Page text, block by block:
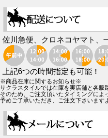
佐川急便、クロネコヤマト、
上記6つの時間指定も可能！
※商品在庫に関するお知らせ※
サクラスタイルでは在庫を実店舗と各販
そのため、ご注文頂いたタイミングによ
予めご了承いただき、ご注文下さいます